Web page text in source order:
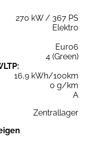
270 kW / 367 PS
Elektro
Euro6
4 (Green)
16,9 kWh/100km
0 g/km
A
Zentrallager